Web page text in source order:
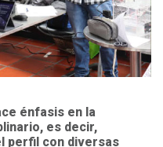
énfasis en la
es decir,
perfil con diversas